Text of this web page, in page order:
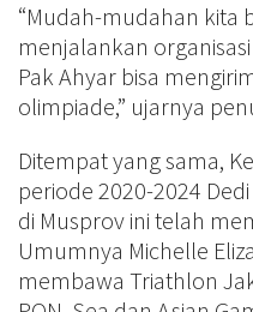
“Mudah-mudahan kita
menjalankan
Pak Ahyar bisa
olimpiade,” ujarnya
Ditempat yang sama,
periode 2020-2024
di Musprov ini telah
Umumnya Michelle
membawa Triathlon